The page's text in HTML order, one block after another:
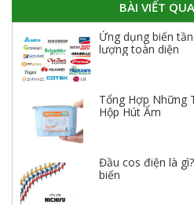
BÀI VIẾT
Ứng dụng biến
lượng toàn diện
Tổng Hợp Những
Hộp Hút Ẩm
Đầu cos điện là
biến